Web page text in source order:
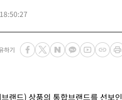
하기
랜드) 상품의 통합브랜드를 선보인